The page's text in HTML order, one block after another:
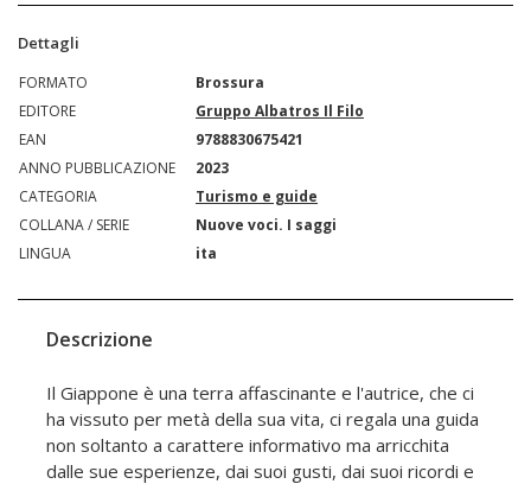
Dettagli
FORMATO
Brossura
EDITORE
Gruppo Albatros Il Filo
EAN
9788830675421
ANNO PUBBLICAZIONE
2023
CATEGORIA
Turismo e guide
COLLANA / SERIE
Nuove voci. I saggi
LINGUA
ita
Descrizione
Il Giappone è una terra affascinante e l'autrice, che ci
ha vissuto per metà della sua vita, ci regala una guida
non soltanto a carattere informativo ma arricchita
dalle sue esperienze, dai suoi gusti, dai suoi ricordi e